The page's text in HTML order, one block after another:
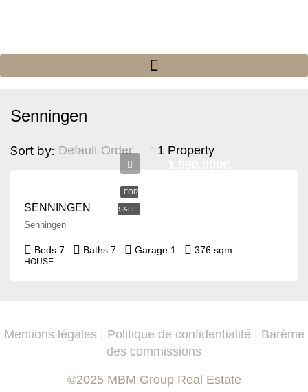
Senningen
1 Property
Sort by: Default Order
FOR
SALE
SENNINGEN
Senningen
Beds:7 Baths:7 Garage:1 376 sqm
HOUSE
Mentions légales| Politique de confidentialité
Barème
des commissions
©2025 MBM Group Real Estate